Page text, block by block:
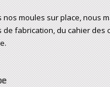
moules sur place, nous
de fabrication, du cahier des